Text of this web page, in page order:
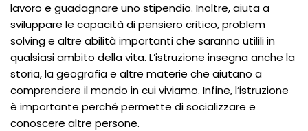
lavoro e guadagnare uno stipendio. Inoltre, aiuta a
sviluppare le capacità di pensiero critico, problem
solving e altre abilità importanti che saranno utilili in
qualsiasi ambito della vita. L’istruzione insegna anche la
storia, la geografia e altre materie che aiutano a
comprendere il mondo in cui viviamo. Infine, l’istruzione
è importante perché permette di socializzare e
conoscere altre persone.